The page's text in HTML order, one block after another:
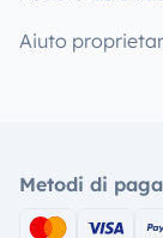
Aiuto
Metodi di